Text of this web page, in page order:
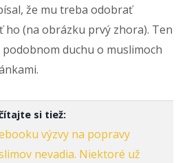
že mu treba odobrať
ho (na obrázku prvý zhora). Ten
duchu o muslimoch
si tiež:
výzvy na popravy
nevadia. Niektoré už